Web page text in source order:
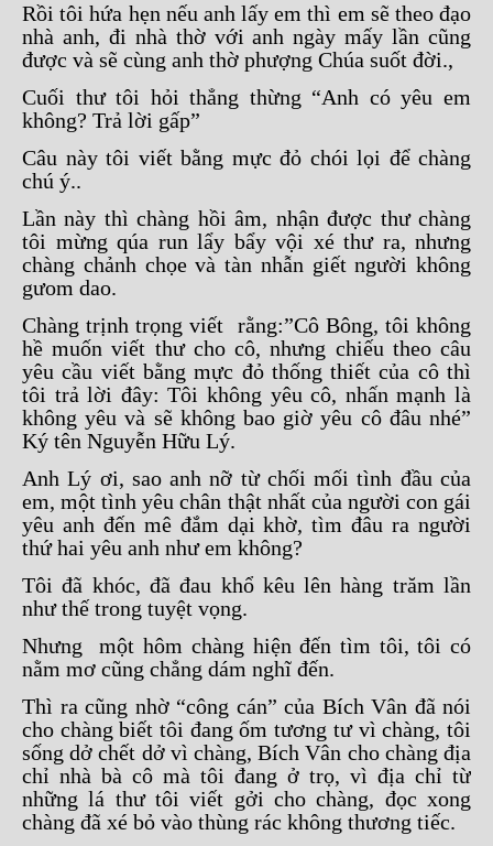
Rồi tôi hứa hẹn nếu anh lấy em thì em sẽ theo đạo
nhà anh, đi nhà thờ với anh ngày mấy lần cũng
được và sẽ cùng anh thờ phượng Chúa suốt đời.,
Cuối thư tôi hỏi thẳng thừng “Anh có yêu em
không? Trả lời gấp”
Câu này tôi viết bằng mực đỏ chói lọi để chàng
chú ý..
Lần này thì chàng hồi âm, nhận được thư chàng
tôi mừng qúa run lẩy bẩy vội xé thư ra, nhưng
chàng chảnh chọe và tàn nhẫn giết người không
gưom dao.
Chàng trịnh trọng viết rằng:”Cô Bông, tôi không
hề muốn viết thư cho cô, nhưng chiếu theo câu
yêu cầu viết bằng mực đỏ thống thiết của cô thì
tôi trả lời đây: Tôi không yêu cô, nhấn mạnh là
không yêu và sẽ không bao giờ yêu cô đâu nhé”
Ký tên Nguyễn Hữu Lý.
Anh Lý ơi, sao anh nỡ từ chối mối tình đầu của
em, một tình yêu chân thật nhất của người con gái
yêu anh đến mê đắm dại khờ, tìm đâu ra người
thứ hai yêu anh như em không?
Tôi đã khóc, đã đau khổ kêu lên hàng trăm lần
như thế trong tuyệt vọng.
Nhưng một hôm chàng hiện đến tìm tôi, tôi có
nằm mơ cũng chẳng dám nghĩ đến.
Thì ra cũng nhờ “công cán” của Bích Vân đã nói
cho chàng biết tôi đang ốm tương tư vì chàng, tôi
sống dở chết dở vì chàng, Bích Vân cho chàng địa
chỉ nhà bà cô mà tôi đang ở trọ, vì địa chỉ từ
những lá thư tôi viết gởi cho chàng, đọc xong
chàng đã xé bỏ vào thùng rác không thương tiếc.